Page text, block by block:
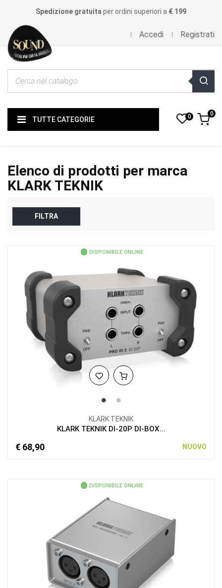
Spedizione gratuita per ordini superiori a € 199
Accedi Registrati
TUTTE CATEGORIE 0 0
Elenco di prodotti per marca
KLARK TEKNIK
FILTRA
DISPONIBILE ONLINE
KLARK TEKNIK
KLARK TEKNIK DI-20P DI-BOX...
€ 68,90 NUOVO
DISPONIBILE ONLINE